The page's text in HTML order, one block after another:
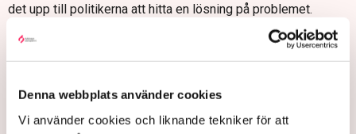
Denna webbplats använder cookies
Vi använder cookies och liknande tekniker för att
det upp till politikerna att hitta en lösning på problemet.
− Både du och jag vet hur högt skattetrycket är i Sverige. Jag
tycker att arbete ska löna sig framför att ha a-kassa. Jobb